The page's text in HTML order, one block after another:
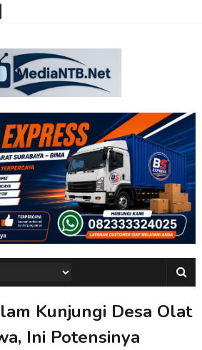
Kunjungi Desa Olat
Ini Potensinya